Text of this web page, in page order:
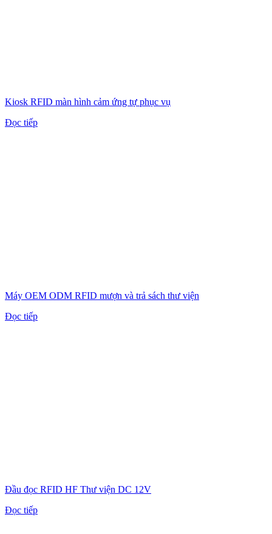
Kiosk RFID màn hình cảm ứng tự phục vụ
Đọc tiếp
Máy OEM ODM RFID mượn và trả sách thư viện
Đọc tiếp
Đầu đọc RFID HF Thư viện DC 12V
Đọc tiếp